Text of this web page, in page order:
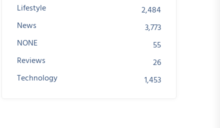
Lifestyle
2,484
News
3,773
NONE
55
Reviews
26
Technology
1,453